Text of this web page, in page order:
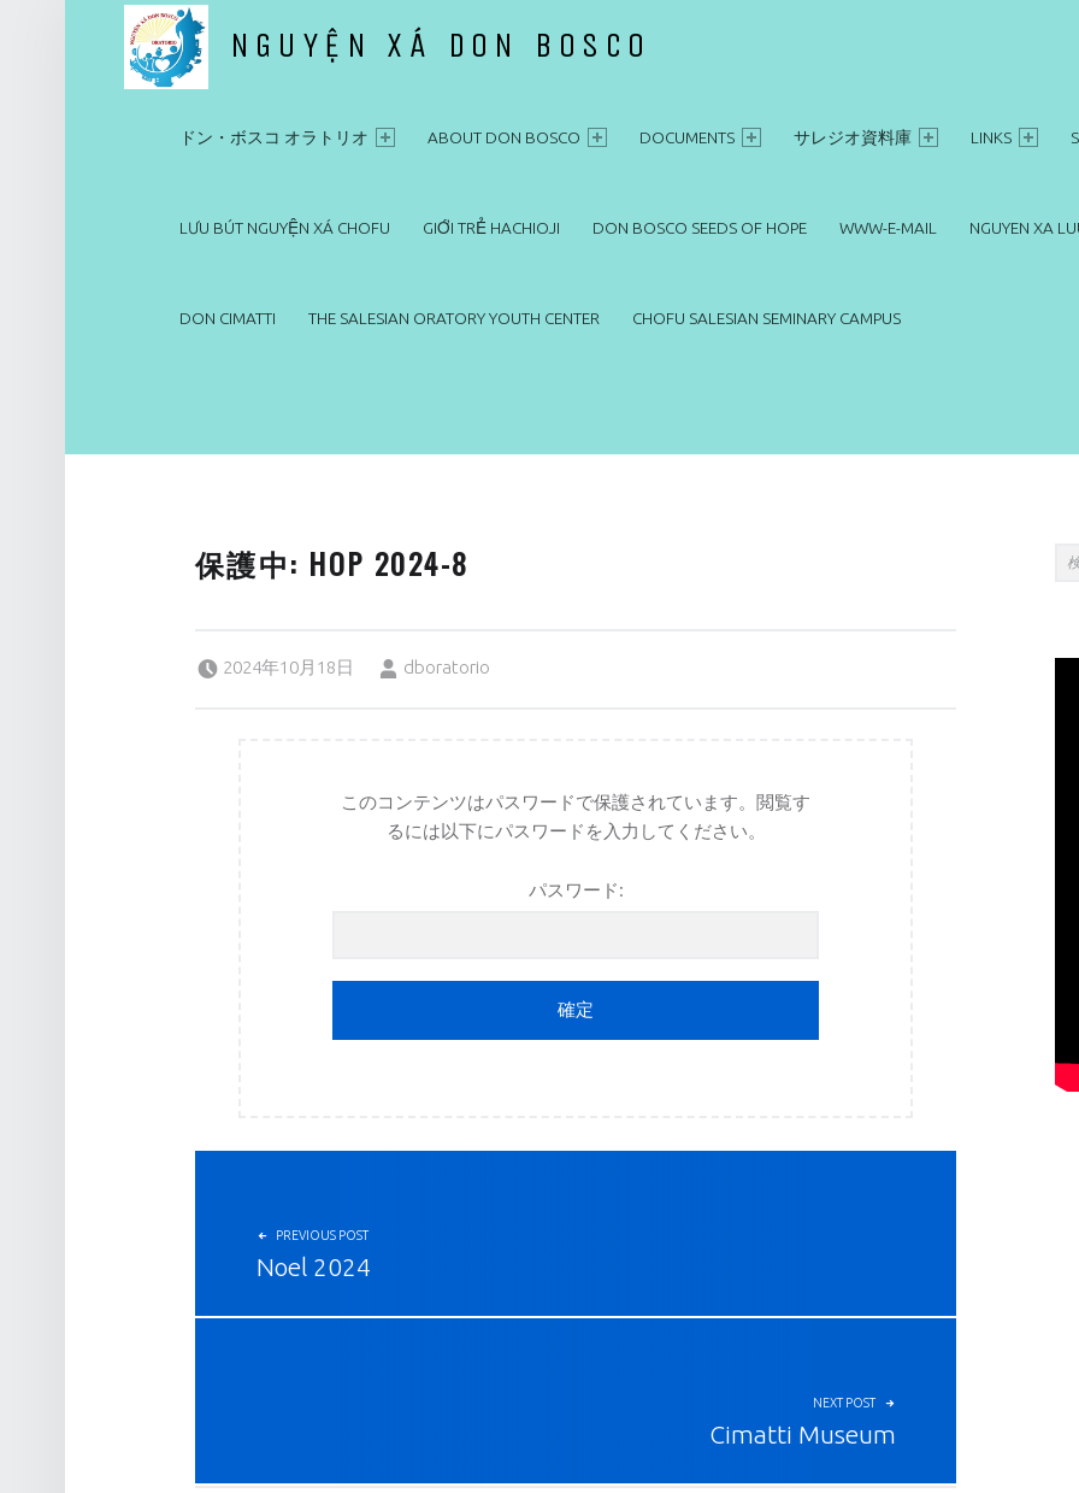
NGUYỆN XÁ DON BOSCO
PRIMARY MENU
ドン・ボスコ オラトリオ ABOUT DON BOSCO DOCUMENTS サレジオ資料庫 LINKS
LƯU BÚT NGUYỆN XÁ CHOFU GIỚI TRẺ HACHIOJI DON BOSCO SEEDS OF HOPE WWW-E-MAIL NGUYEN XA
DON CIMATTI THE SALESIAN ORATORY YOUTH CENTER CHOFU SALESIAN SEMINARY CAMPUS
保護中: HOP 2024-8
2024年10月18日 dboratorio
このコンテンツはパスワードで保護されています。閲覧す
るには以下にパスワードを入力してください。
パスワード:
投稿ナビゲーション
PREVIOUS POST
Noel 2024
NEXT POST
Cimatti Museum